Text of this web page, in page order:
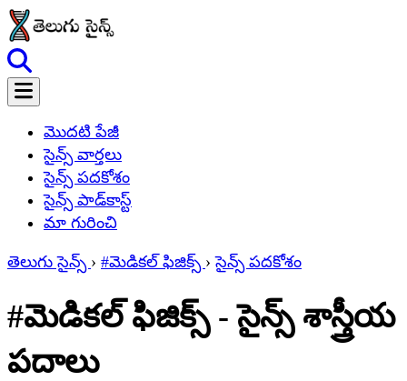
మొదటి పేజీ
సైన్స్ వార్తలు
సైన్స్ పదకోశం
సైన్స్ పాడ్‌కాస్ట్
మా గురించి
తెలుగు సైన్స్ › #మెడికల్ ఫిజిక్స్ › సైన్స్ పదకోశం
#మెడికల్ ఫిజిక్స్ - సైన్స్ శాస్త్రీయ
పదాలు